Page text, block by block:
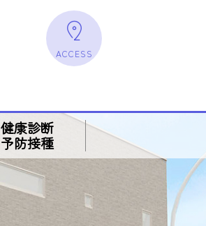
ACCESS
健康診断
予防接種